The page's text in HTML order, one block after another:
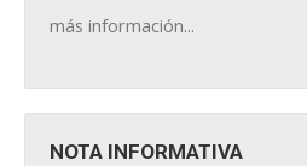
más información...
NOTA INFORMATIVA